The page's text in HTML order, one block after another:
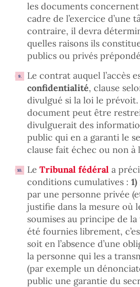
les documents concernent
cadre de l’exercice d’une
contraire, il devra
quelles raisons ils
publics ou privés
Le contrat auquel l’accès
confidentialité, clause
divulgué si la loi le
document peut être
divulguerait des
public qui en a garanti le
clause fait échec ou non à
Le Tribunal fédéral a
conditions cumulatives : 1)
par une personne privée
justifie dans la mesure où
soumises au principe de
été fournies librement,
soit en l’absence d’une
la personne qui les a
(par exemple un
public une garantie du